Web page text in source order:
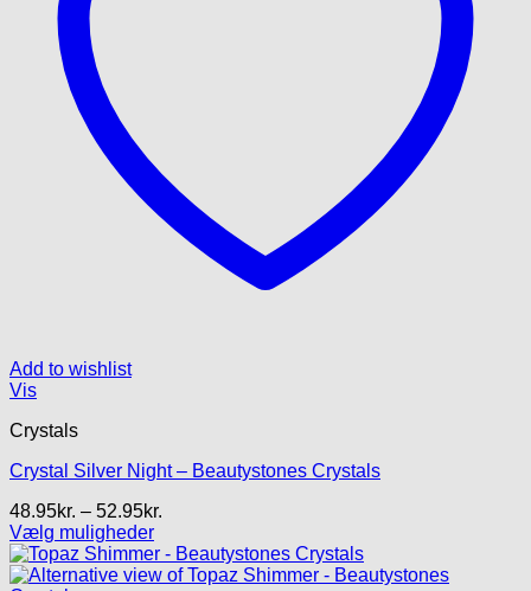
Add to wishlist
Vis
Crystals
Crystal Silver Night – Beautystones Crystals
48.95kr. – 52.95kr.
til
52.95kr.
Vælg muligheder
Dette
vare